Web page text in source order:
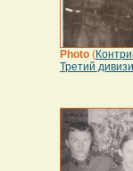
Photo (
Третий